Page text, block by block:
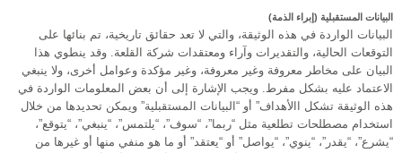
البيانات المستقبلية (إبراء الذمة)
البيانات الواردة في هذه الوثيقة، والتي لا تعد حقائق تاريخية، تم بنائها على
التوقعات الحالية، والتقديرات وآراء ومعتقدات شركة القلعة. وقد ينطوي هذا
البيان على مخاطر معروفة وغير معروفة، وغير مؤكدة وعوامل أخرى، ولا ينبغي
الاعتماد عليه بشكل مفرط. ويجب الإشارة إلى أن بعض المعلومات الواردة في
هذه الوثيقة تشكل االأهداف” أو “البيانات المستقبلية” ويمكن تحديدها من خلال
استخدام مصطلحات تطلعية مثل “ربما”، “سوف”، “يلتمس”، “ينبغي”، “يتوقع”،
“يشرع”، “يقدر”، “ينوي”، “يواصل” أو “يعتقد” أو ما هو منفي منها أو غيرها من